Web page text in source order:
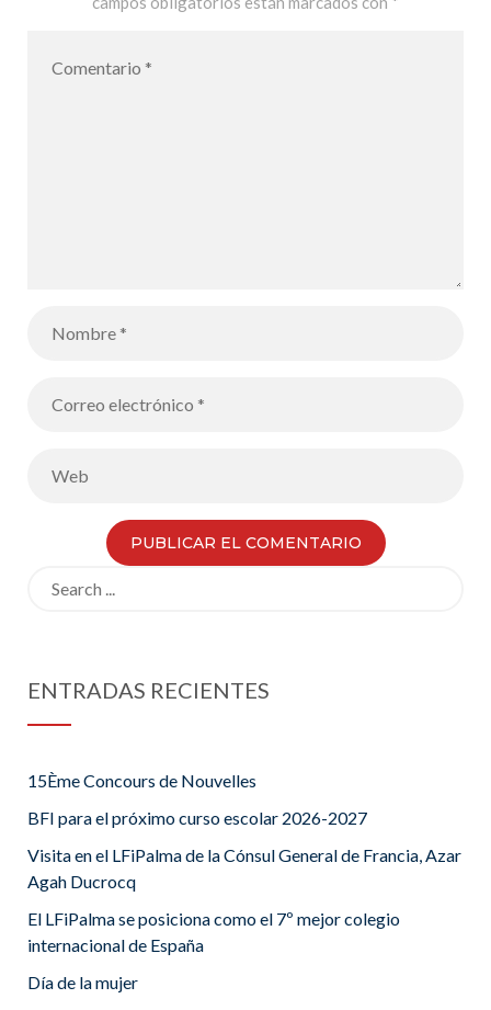
ENTRADAS RECIENTES
15Ème Concours de Nouvelles
BFI para el próximo curso escolar 2026-2027
Visita en el LFiPalma de la Cónsul General de Francia, Azar
Agah Ducrocq
El LFiPalma se posiciona como el 7º mejor colegio
internacional de España
Día de la mujer